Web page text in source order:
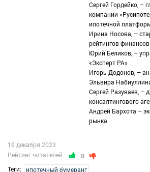
Сергей Гордейко, –
компании
ипотечной
Ирина Носова, –
рейтингов
Юрий Беликов, –
«Эксперт РА»
Игорь Додонов, –
Эльвира
Сергей Разуваев, –
консалтингового
Андрей Бархота –
рынка
Рейтинг читателей 0
19 декабря 2023
Теги: ипотечный бумеранг